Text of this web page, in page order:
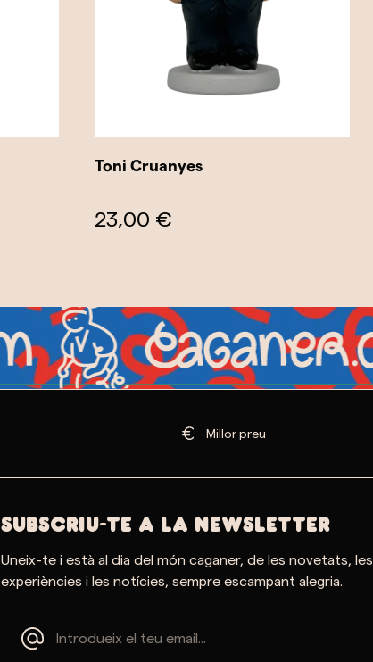
Toni Cruanyes
23,00 €
Millor preu
SUBSCRIU-TE A LA NEWSLETTER
Uneix-te i està al dia del món caganer, de les novetats, les
experiències i les notícies, sempre escampant alegria.